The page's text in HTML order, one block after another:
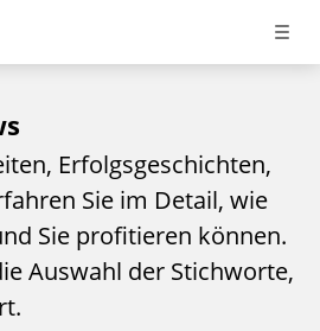
Erfolgsgeschichten,
Sie im Detail, wie
Sie profitieren können.
Auswahl der Stichworte,